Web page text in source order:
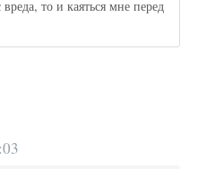
то и каяться мне перед